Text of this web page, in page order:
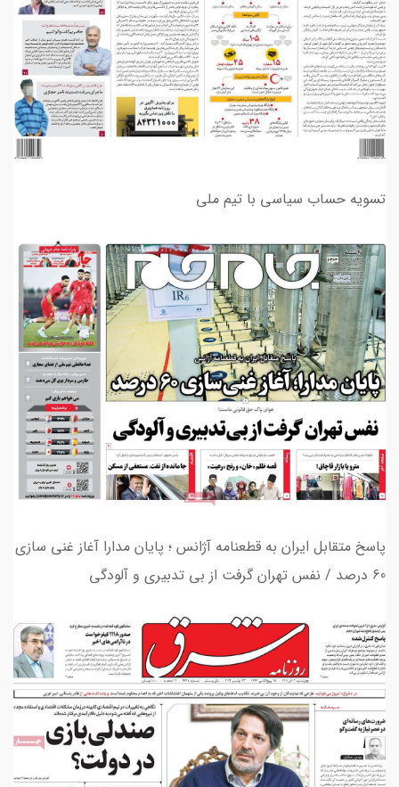
تسویه حساب سیاسی با تیم ملی
پاسخ متقابل ایران به قطعنامه آژانس ؛ پایان مدارا آغاز غنی سازی
60 درصد / نفس تهران گرفت از بی تدبیری و آلودگی